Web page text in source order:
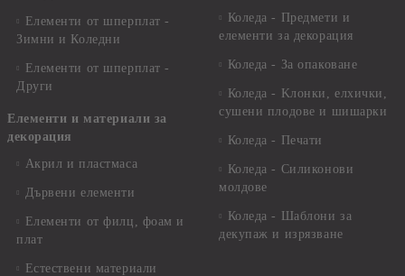
Елементи от шперплат -
Зимни и Коледни
Елементи от шперплат -
Други
Елементи и материали за
декорация
Акрил и пластмаса
Дървени елементи
Елементи от филц, фоам и
плат
Естествени материали
Коледа - Предмети и
елементи за декорация
Коледа - За опаковане
Коледа - Kлонки, елхички,
сушени плодове и шишарки
Коледа - Печати
Коледа - Силиконови
молдове
Коледа - Шаблони за
декупаж и изрязване